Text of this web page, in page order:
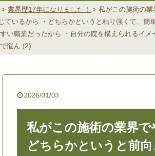
> 業界歴17年になりました！ > 私がこの施術の
ているから ・どちらかというと粘り強くて、
い職業だったから ・自分の院を構えられるイ
悩ん (2)
2026/01/03
私がこの施術の業界で
どちらかというと前